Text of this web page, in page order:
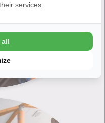
services.
all